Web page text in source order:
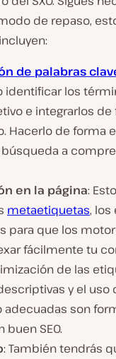
de repaso,
de palabras
identificar los
e integrarlos de
Hacerlo de forma
a
en la página:
metaetiquetas, los
para que los
fácilmente tu
de las
y el
adecuadas son
SEO.
: También tendrás